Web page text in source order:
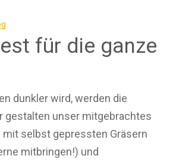
für die ganze
dunkler wird, werden die
gestalten unser mitgebrachtes
mit selbst gepressten Gräsern
mitbringen!) und